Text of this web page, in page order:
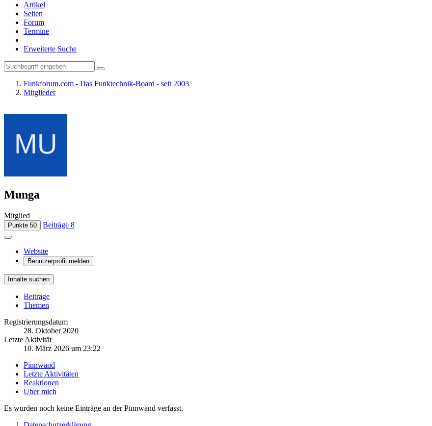
Artikel
Seiten
Forum
Termine
Erweiterte Suche
Funkforum.com - Das Funktechnik-Board - seit 2003
Mitglieder
Munga
Mitglied
Punkte 50 Beiträge 8
Website
Benutzerprofil melden
Inhalte suchen
Beiträge
Themen
Registrierungsdatum
28. Oktober 2020
Letzte Aktivität
10. März 2026 um 23:22
Pinnwand
Letzte Aktivitäten
Reaktionen
Über mich
Es wurden noch keine Einträge an der Pinnwand verfasst.